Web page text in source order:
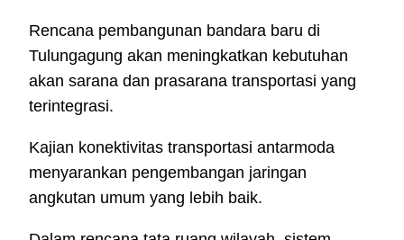
Rencana pembangunan bandara baru di
Tulungagung akan meningkatkan kebutuhan
akan sarana dan prasarana transportasi yang
terintegrasi.
Kajian konektivitas transportasi antarmoda
menyarankan pengembangan jaringan
angkutan umum yang lebih baik.